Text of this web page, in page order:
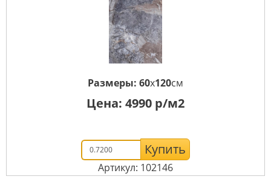
Размеры: 60x120см
Цена: 4990 р/м2
Купить
Артикул: 102146